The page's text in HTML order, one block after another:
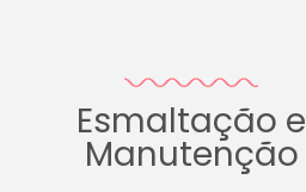
Esmaltação e
Manutenção